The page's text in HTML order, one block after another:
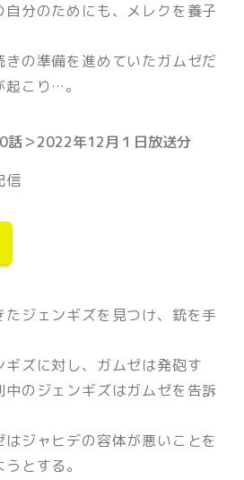
分のためにも、メレクを養子
の準備を進めていたガムゼだ
こり…。
話＞2022年12月１日放送分
信
ジェンギズを見つけ、銃を手
ズに対し、ガムゼは発砲す
中のジェンギズはガムゼを告訴
ジャヒデの容体が悪いことを
とする。